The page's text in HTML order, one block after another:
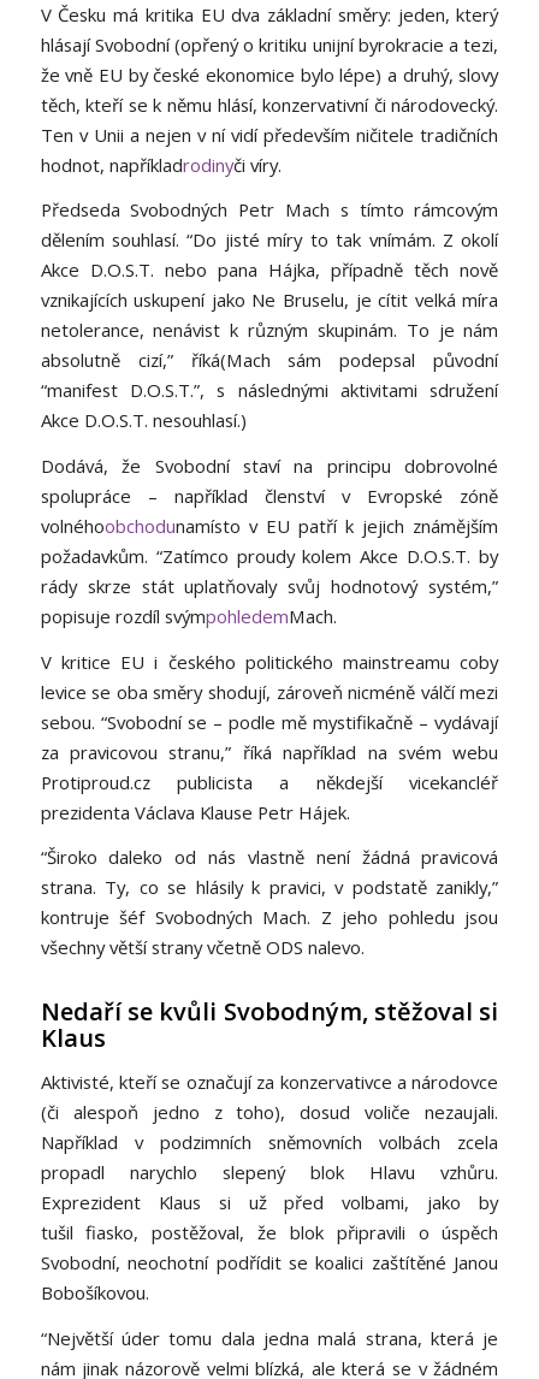
V Česku má kritika EU dva základní směry: jeden, který
hlásají Svobodní (opřený o kritiku unijní byrokracie a tezi,
že vně EU by české ekonomice bylo lépe) a druhý, slovy
těch, kteří se k němu hlásí, konzervativní či národovecký.
Ten v Unii a nejen v ní vidí především ničitele tradičních
hodnot, napříkladrodinyči víry.
Předseda Svobodných Petr Mach s tímto rámcovým
dělením souhlasí. “Do jisté míry to tak vnímám. Z okolí
Akce D.O.S.T. nebo pana Hájka, případně těch nově
vznikajících uskupení jako Ne Bruselu, je cítit velká míra
netolerance, nenávist k různým skupinám. To je nám
absolutně cizí,” říká(Mach sám podepsal původní
“manifest D.O.S.T.”, s následnými aktivitami sdružení
Akce D.O.S.T. nesouhlasí.)
Dodává, že Svobodní staví na principu dobrovolné
spolupráce – například členství v Evropské zóně
volnéhoobchodunamísto v EU patří k jejich známějším
požadavkům. “Zatímco proudy kolem Akce D.O.S.T. by
rády skrze stát uplatňovaly svůj hodnotový systém,”
popisuje rozdíl svýmpohledemMach.
V kritice EU i českého politického mainstreamu coby
levice se oba směry shodují, zároveň nicméně válčí mezi
sebou. “Svobodní se – podle mě mystifikačně – vydávají
za pravicovou stranu,” říká například na svém webu
Protiproud.cz publicista a někdejší vicekancléř
prezidenta Václava Klause Petr Hájek.
“Široko daleko od nás vlastně není žádná pravicová
strana. Ty, co se hlásily k pravici, v podstatě zanikly,”
kontruje šéf Svobodných Mach. Z jeho pohledu jsou
všechny větší strany včetně ODS nalevo.
Nedaří se kvůli Svobodným, stěžoval si
Klaus
Aktivisté, kteří se označují za konzervativce a národovce
(či alespoň jedno z toho), dosud voliče nezaujali.
Například v podzimních sněmovních volbách zcela
propadl narychlo slepený blok Hlavu vzhůru.
Exprezident Klaus si už před volbami, jako by
tušil fiasko, postěžoval, že blok připravili o úspěch
Svobodní, neochotní podřídit se koalici zaštítěné Janou
Bobošíkovou.
“Největší úder tomu dala jedna malá strana, která je
nám jinak názorově velmi blízká, ale která se v žádném